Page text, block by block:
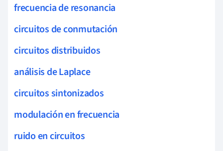
frecuencia de resonancia
circuitos de conmutación
circuitos distribuidos
análisis de Laplace
circuitos sintonizados
modulación en frecuencia
ruido en circuitos